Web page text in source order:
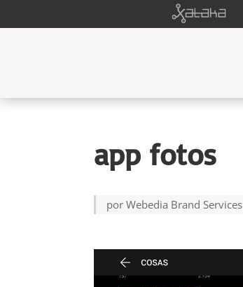
app fotos
porWebedia Brand Services